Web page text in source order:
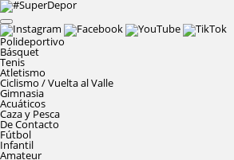
Polideportivo
Básquet
Tenis
Atletismo
Ciclismo / Vuelta al Valle
Gimnasia
Acuáticos
Caza y Pesca
De Contacto
Fútbol
Infantil
Amateur